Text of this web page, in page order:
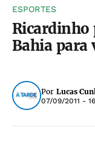
ESPORTES
Ricardinho
Bahia para
Por Lucas
07/09/2011 -